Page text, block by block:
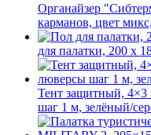
Органайзер
карманов, цвет
для палатки, 200 х
Тент защитный, 4×3
шаг 1 м, зелёный/